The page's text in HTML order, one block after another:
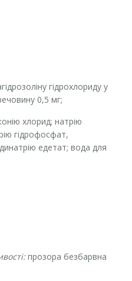
гідрохлориду у
0,5 мг;
хлорид; натрію
гідрофосфат,
едетат; вода для
прозора безбарвна